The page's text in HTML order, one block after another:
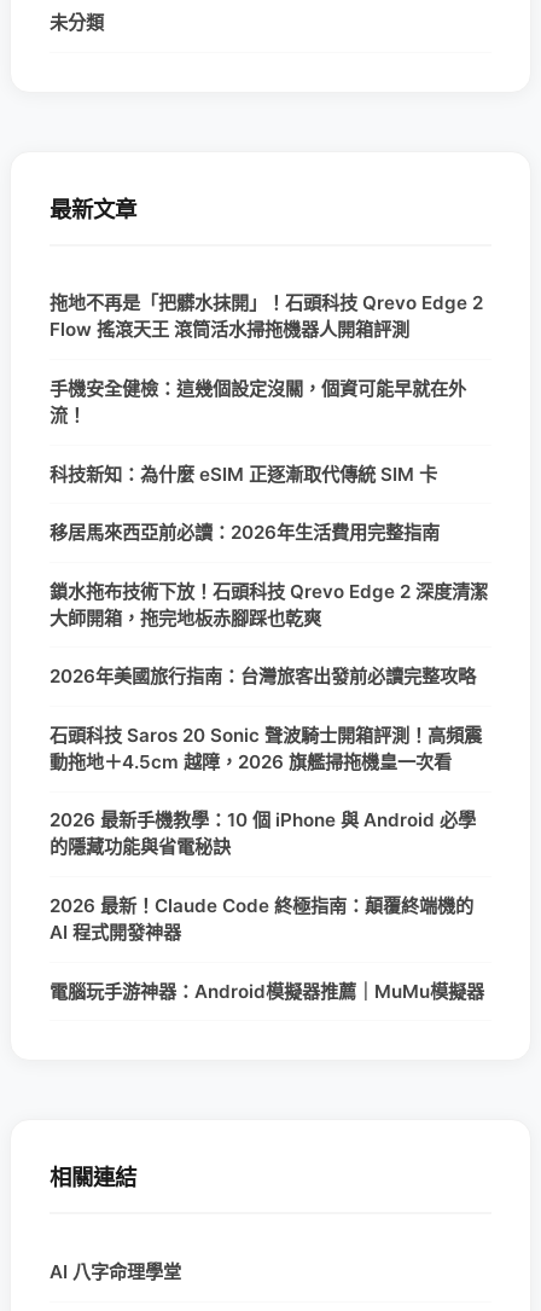
未分類
最新文章
拖地不再是「把髒水抹開」！石頭科技 Qrevo Edge 2
Flow 搖滾天王 滾筒活水掃拖機器人開箱評測
手機安全健檢：這幾個設定沒關，個資可能早就在外
流！
科技新知：為什麼 eSIM 正逐漸取代傳統 SIM 卡
移居馬來西亞前必讀：2026年生活費用完整指南
鎖水拖布技術下放！石頭科技 Qrevo Edge 2 深度清潔
大師開箱，拖完地板赤腳踩也乾爽
2026年美國旅行指南：台灣旅客出發前必讀完整攻略
石頭科技 Saros 20 Sonic 聲波騎士開箱評測！高頻震
動拖地＋4.5cm 越障，2026 旗艦掃拖機皇一次看
2026 最新手機教學：10 個 iPhone 與 Android 必學
的隱藏功能與省電秘訣
2026 最新！Claude Code 終極指南：顛覆終端機的
AI 程式開發神器
電腦玩手游神器：Android模擬器推薦｜MuMu模擬器
相關連結
AI 八字命理學堂